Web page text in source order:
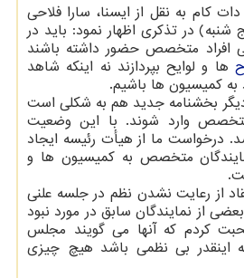
کام به نقل از ایسنا، سارا فلاحی
شنبه) در تذکری اظهار نمود: باید در
متخصص حضور داشته باشند
ها و لوایح بپردازند نه اینکه شاهد
به کمیسیون ها باشیم.
بخشنامه جدید هم به شکلی است
متخصص وارد شوند. با این وضعیت
ما از هیأت رئیسه ایجاد
متخصص به کمیسیون ها و
از رعایت نشدن نظم در جلسه علنی
از نمایندگان سابق در مورد نبود
کردم که آنها می گویند مجلس
اینقدر بی نظمی باشد هیچ چیزی